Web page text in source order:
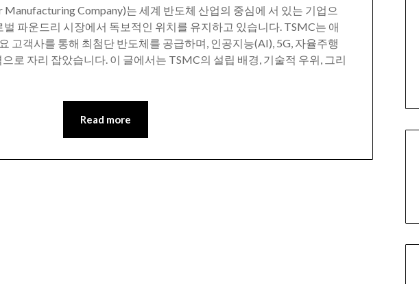
Manufacturing Company)는 세계 반도체 산업의 중심에 서 있는 기업으
벌 파운드리 시장에서 독보적인 위치를 유지하고 있습니다. TSMC는 애
고객사를 통해 최첨단 반도체를 공급하며, 인공지능(AI), 5G, 자율주행
로 자리 잡았습니다. 이 글에서는 TSMC의 설립 배경, 기술적 우위, 그리
Read more